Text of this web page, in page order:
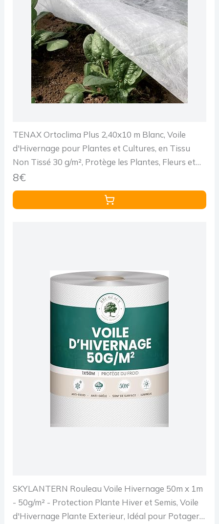
TENAX Ortoclima Plus 2,40x10 m Blanc, Voile
d'Hivernage pour Plantes et Cultures, en Tissu
Non Tissé 30 g/m², Protège les Plantes, Fleurs et
Légumes du Froid, du Gel et du Vent
8€
SKYLANTERN Rouleau Voile Hivernage 50m x 1m
- 50g/m² - Protection Plante Hiver et Semis, Voile
d'Hivernage Plante Exterieur, Idéal pour Potager